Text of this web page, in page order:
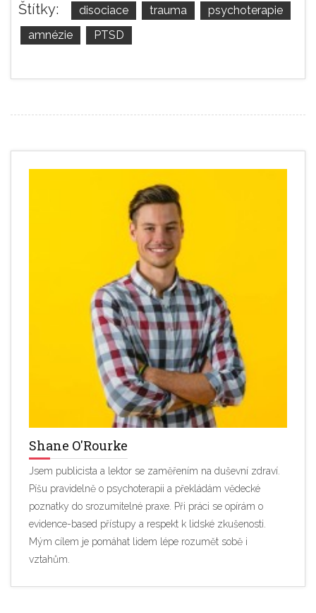
Štítky: disociace trauma
psychoterapie
amnézie
PTSD
Shane O'Rourke
Jsem publicista a lektor se zaměřením na duševní zdraví.
Píšu pravidelně o psychoterapii a překládám vědecké
poznatky do srozumitelné praxe. Při práci se opírám o
evidence-based přístupy a respekt k lidské zkušenosti.
Mým cílem je pomáhat lidem lépe rozumět sobě i
vztahům.